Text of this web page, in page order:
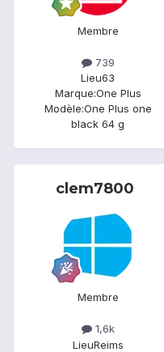
Membre
739
Lieu63
Marque:One Plus
Modèle:One Plus one
black 64 g
clem7800
Membre
1,6k
LieuReims